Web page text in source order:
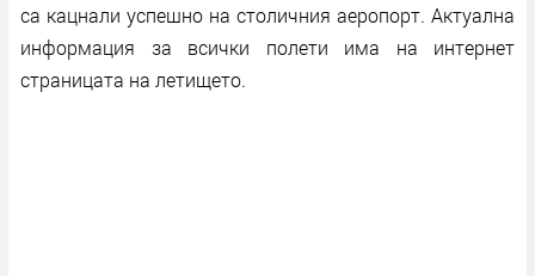
са кацнали успешно на столичния аеропорт. Актуална
информация за всички полети има на интернет
страницата на летището.